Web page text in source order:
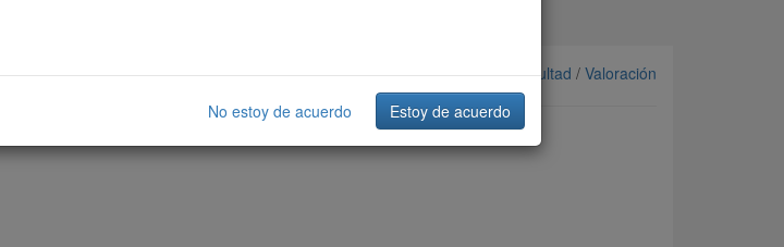
Ordenar por: Más recientes /Dificultad / Valoración
No estoy de acuerdo Estoy de acuerdo